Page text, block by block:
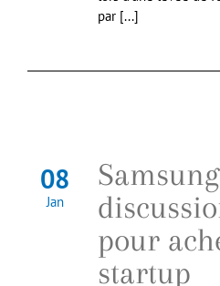
par [...]
08
Jan
pour
startup